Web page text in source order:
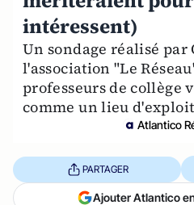
intéressent)
Un sondage réalisé
l'association "Le
professeurs de collège
comme un lieu
Atlantico
PARTAGER
Ajouter Atlantico